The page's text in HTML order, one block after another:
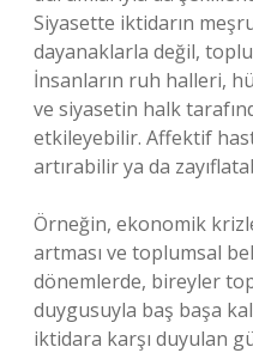
Siyasette iktidarın
dayanaklarla değil,
İnsanların ruh halleri,
ve siyasetin halk
etkileyebilir. Affektif
artırabilir ya da
Örneğin, ekonomik
artması ve toplumsal
dönemlerde, bireyler
duygusuyla baş başa
iktidara karşı duyulan